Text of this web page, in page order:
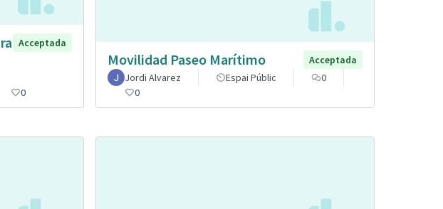
Acceptada
0
Movilidad Paseo Marítimo
Acceptada
Jordi Alvarez
Espai Públic
0
0